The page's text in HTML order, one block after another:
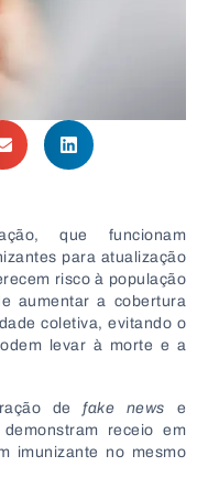
que funcionam
para atualização
risco à população
aumentar a cobertura
coletiva, evitando o
levar à morte e a
defake news e
receio em
imunizante no mesmo